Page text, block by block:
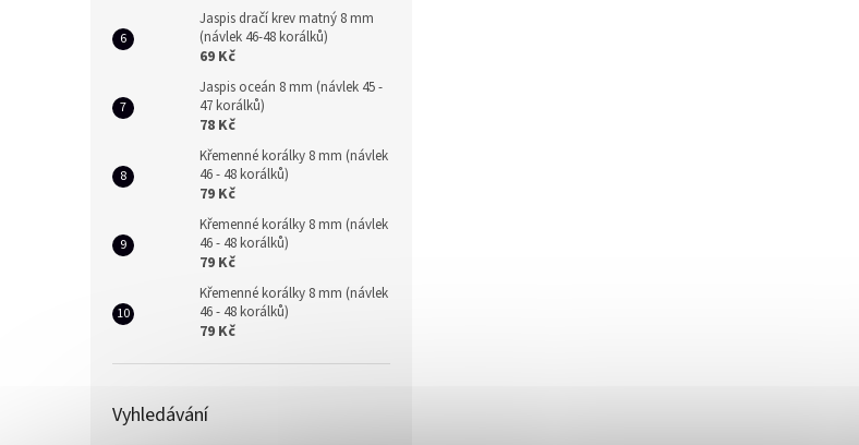
Jaspis dračí krev matný 8 mm
(návlek 46-48 korálků)
69 Kč
Jaspis oceán 8 mm (návlek 45 -
47 korálků)
78 Kč
Křemenné korálky 8 mm (návlek
46 - 48 korálků)
79 Kč
Křemenné korálky 8 mm (návlek
46 - 48 korálků)
79 Kč
Křemenné korálky 8 mm (návlek
46 - 48 korálků)
79 Kč
Vyhledávání